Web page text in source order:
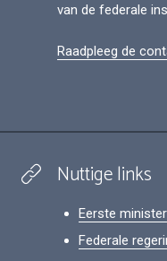
van de federale
Raadpleeg de
Nuttige links
Eerste minister
Federale